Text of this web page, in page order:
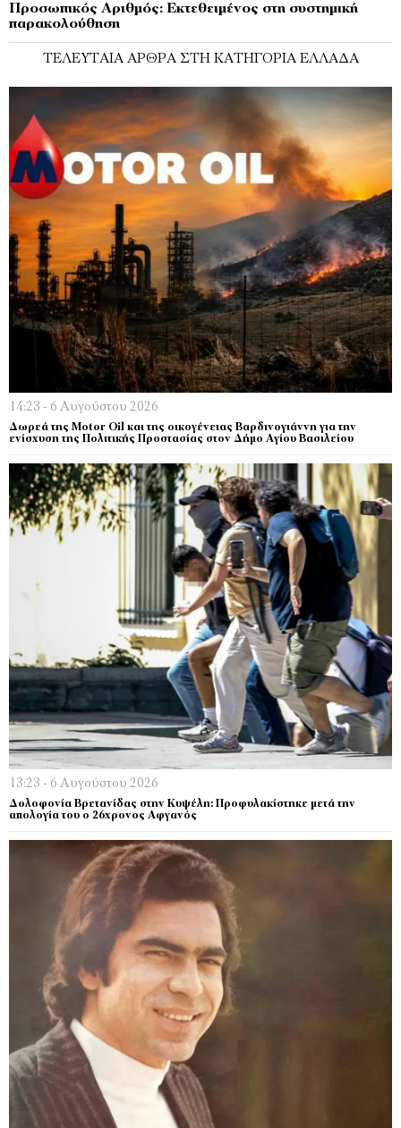
Προσωπικός Αριθμός: Εκτεθειμένος στη συστημική
παρακολούθηση
ΤΕΛΕΥΤΑΊΑ ΆΡΘΡΑ ΣΤΗ ΚΑΤΗΓΟΡΊΑ ΕΛΛΆΔΑ
14:23 - 6 Αυγούστου 2026
Δωρεά της Motor Oil και της οικογένειας Βαρδινογιάννη για την
ενίσχυση της Πολιτικής Προστασίας στον Δήμο Αγίου Βασιλείου
13:23 - 6 Αυγούστου 2026
Δολοφονία Βρετανίδας στην Κυψέλη: Προφυλακίστηκε μετά την
απολογία του ο 26χρονος Αφγανός